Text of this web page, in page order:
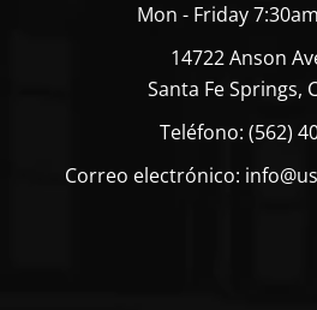
Mon - Friday
14722 Anson
Santa Fe Springs,
Teléfono: (562)
Correo electrónico: